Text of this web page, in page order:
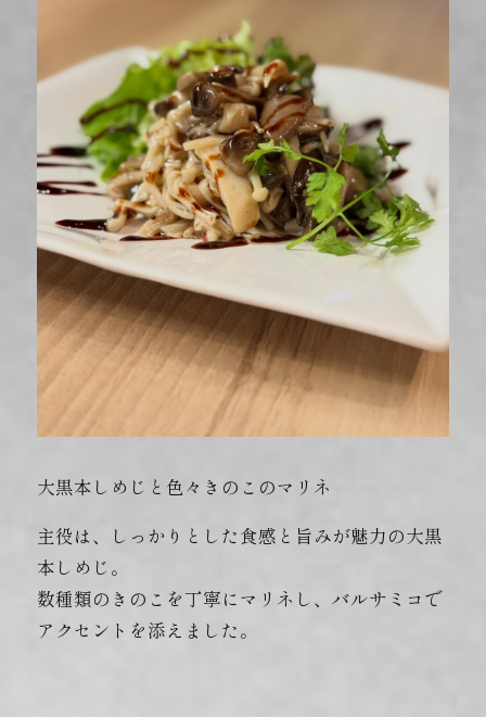
⁡大黒本しめじと色々きのこのマリネ
主役は、しっかりとした食感と旨みが魅力の大黒
本しめじ。
数種類のきのこを丁寧にマリネし、バルサミコで
アクセントを添えました。